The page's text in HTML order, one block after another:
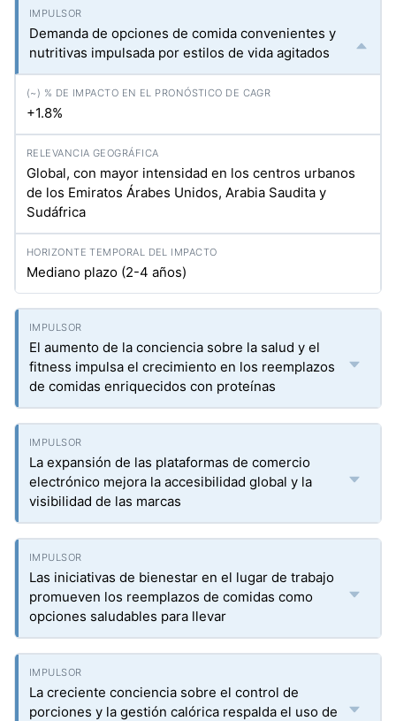
Demanda de opciones de comida convenientes y
nutritivas impulsada por estilos de vida agitados
+1.8%
Global, con mayor intensidad en los centros urbanos
de los Emiratos Árabes Unidos, Arabia Saudita y
Sudáfrica
Mediano plazo (2-4 años)
El aumento de la conciencia sobre la salud y el
fitness impulsa el crecimiento en los reemplazos
de comidas enriquecidos con proteínas
La expansión de las plataformas de comercio
electrónico mejora la accesibilidad global y la
visibilidad de las marcas
Las iniciativas de bienestar en el lugar de trabajo
promueven los reemplazos de comidas como
opciones saludables para llevar
La creciente conciencia sobre el control de
porciones y la gestión calórica respalda el uso de